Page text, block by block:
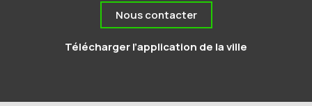
Nous contacter
Télécharger l’application de la ville